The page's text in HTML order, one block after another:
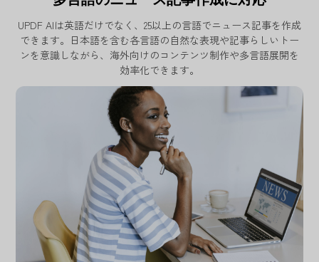
UPDF AIは英語だけでなく、25以上の言語でニュース記事を作成
できます。日本語を含む各言語の自然な表現や記事らしいトー
ンを意識しながら、海外向けのコンテンツ制作や多言語展開を
効率化できます。